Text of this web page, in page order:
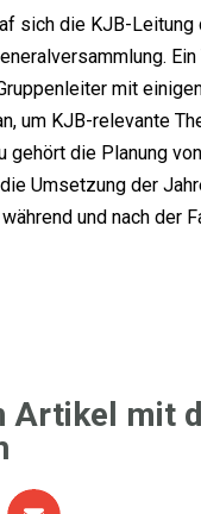
sich die KJB-Leitung
Ein
mit
um KJB-relevante
gehört die Planung
Umsetzung der
und nach der
Artikel mit